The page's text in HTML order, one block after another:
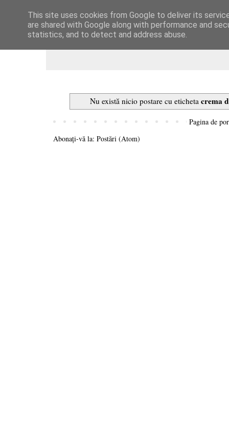
Dulcegarii culinare
Nu există nicio postare cu eticheta crema
Pagina de
Abonați-vă la: Postări (Atom)
This site uses cookies from Google to deliver its
are shared with Google along with performance and
statistics, and to detect and address abuse.